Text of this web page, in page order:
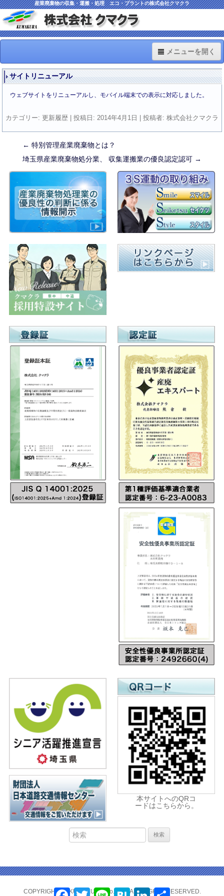
産業廃棄物の収集・運搬・処理 エコ・プラントの株式会社クマクラ
メニューを開く
TOP
Information
ISO関連
Q&A
サイトリニューアル
ウェブサイトをリニューアルし、モバイル端末での表示に対応しました。
カテゴリー: 更新履歴 | 投稿日: 2014年4月1日 投稿者: 株式会社クマクラ
投
ナ
ビ
ー
シ
ョ
ン
← 特別管理産業廃棄物とは？
埼玉県産業廃棄物処分業、 収集運搬業の優良認定認可 →
本サイトへのQRコ
ードはこちらから。
COPYRIGHT(C) KUMAKURA.Co.,LTD. ALL RIGHTS RESERVED.
FacebookTwitterLine HatenaLinkedIn
共